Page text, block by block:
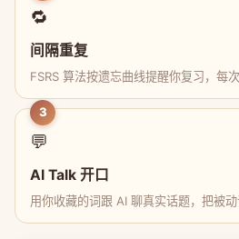
🔁
间隔重复
FSRS 算法按遗忘曲线提醒你复习，每
3
💬
AI Talk 开口
用你收藏的词跟 AI 聊真实话题，把被动